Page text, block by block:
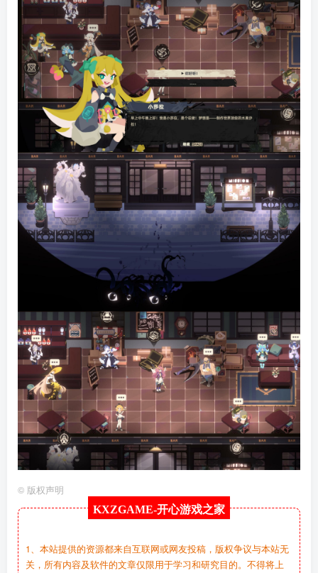
© 版权声明
KXZGAME-开心游戏之家
1、本站提供的资源都来自互联网或网友投稿，版权争议与本站无
关，所有内容及软件的文章仅限用于学习和研究目的。不得将上